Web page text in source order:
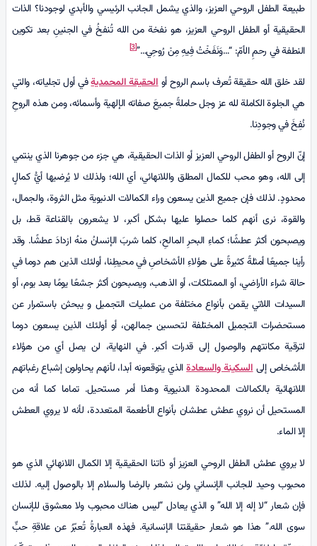
طبيعة الطفل الروحي العزيز، والذي يشمل الجانب الرئيسي والأبدي لوجودنا؟ الذات
الحقيقية أو الطفل الروحي العزيز، هو نفخة من الله تُنفخُ في الجنينِ بعد تكوين
النطفة في رحمِ الأمّ: “…وَنَفَخْتُ فِيهِ مِنْ رُوحِي…”[3]
لقد خلق الله حقيقة تُعرف باسم الروح أوالحقيقة المحمديةفي أول تجلياته، والتي
هي الجلوة الكاملة لله عز وجل حاملةً جميعَ صفاته الإلهية وأسمائه، ومن هذه الروحِ
نُفِخَ في وجودِنا.
إنّ الروح أو الطفل الروحي العزيز أو الذات الحقيقية، هي جزء من جوهرنا الذي ينتمي
إلى الله، وهو محب للكمال المطلق واللانهائي، أي الله؛ ولذلك لا يُرضيها أيُّ كمالٍ
محدودٍ. لذلك فإن جميع الذين يسعون وراء الكمالات الدنيوية مثل الثروة، والجمال،
والقوة، نرى أنهم كلما حصلوا عليها بشكل أكبر، لا يشعرون بالقناعة قط، بل
ويصبحون أكثر عطشًا؛ كماءِ البحرِ المالحِ، كلما شربَ الإنسانُ منهُ ازدادَ عطشًا. وقد
رأينا جميعًا أمثلةً كثيرةً على هؤلاءِ الأشخاصِ في محيطِنا، أولئك الذين هم دوما في
حالة شراء الأراضي، أو الممتلكات، أو الذهب، ويصبحون أكثر جشعًا يومًا بعد يوم، أو
السيدات اللاتي يقمن بأنواع مختلفة من عمليات التجميل و يبحثن باستمرار عن
مستحضرات التجميل المختلفة لتحسين جمالهن، أو أولئك الذين يسعون دوما
لترقية مكانتهم والوصول إلى قدرات أكبر. في النهاية، لن يصل أي من هؤلاء
الأشخاص إلىالسكينة والسعادةالذي يتوقعونه أبدا، لأنهم يحاولون إشباع رغباتهم
اللانهائية بالكمالات المحدودة الدنيوية وهذا أمر مستحيل. تماما كما أنه من
المستحيل أن نروي عطش عطشان بأنواع الأطعمة المتعددة، لأنه لا يروي العطش
إلا الماء.
لا يروي عطش الطفل الروحي العزيز أو ذاتنا الحقيقية إلا الكمال اللانهائي الذي هو
محبوب وحيد للجانب الإنساني ولن نشعر بالرضا والسلام إلا بالوصول إليه. لذلك
فإن شعار “لا إله إلا الله” و الذي يعادل “ليس هناك محبوب ولا معشوق للإنسان
سوى الله.” هذا هو شعار حقيقتنا الإنسانية. فهذه العبارةُ تُعبّرُ عن علاقةِ حبٍّ